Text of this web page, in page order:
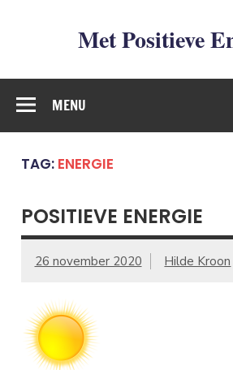
Met Positieve
De weg naar Positief Leven
MENU
TAG: ENERGIE
POSITIEVE ENERGIE
26 november 2020 Hilde Kroon